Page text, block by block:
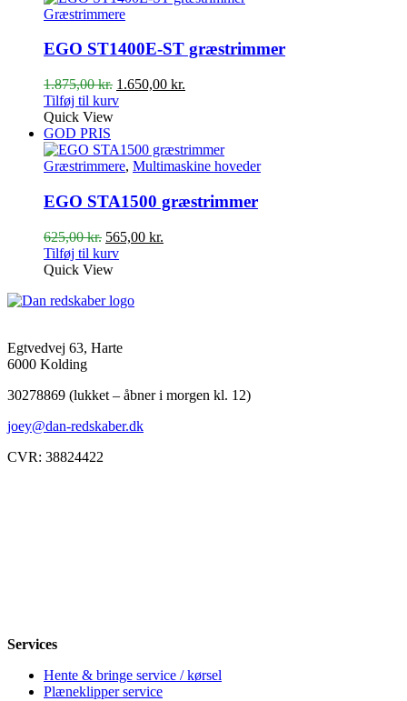
Græstrimmere
EGO ST1400E-ST græstrimmer
1.875,00kr. Den
oprindelige
1.875,00 kr..
1.650,00 kr.
1.650,00 kr..
Tilføj til kurv
Quick View
GOD PRIS
Græstrimmere, Multimaskine hoveder
EGO STA1500 græstrimmer
625,00kr. Den
oprindelige
pris
625,00 kr..
565,00 kr.
Tilføj til kurv
Quick View
Egtvedvej 63, Harte
6000 Kolding
30278869 (lukket – åbner i morgen kl. 12)
joey@dan-redskaber.dk
CVR: 38824422
Services
Hente & bringe service / kørsel
Plæneklipper service